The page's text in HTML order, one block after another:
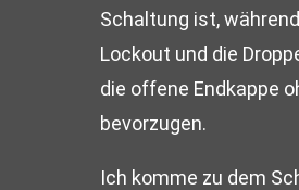
Schaltung ist,
Lockout und die
die offene Endkappe
bevorzugen.
Ich komme zu dem